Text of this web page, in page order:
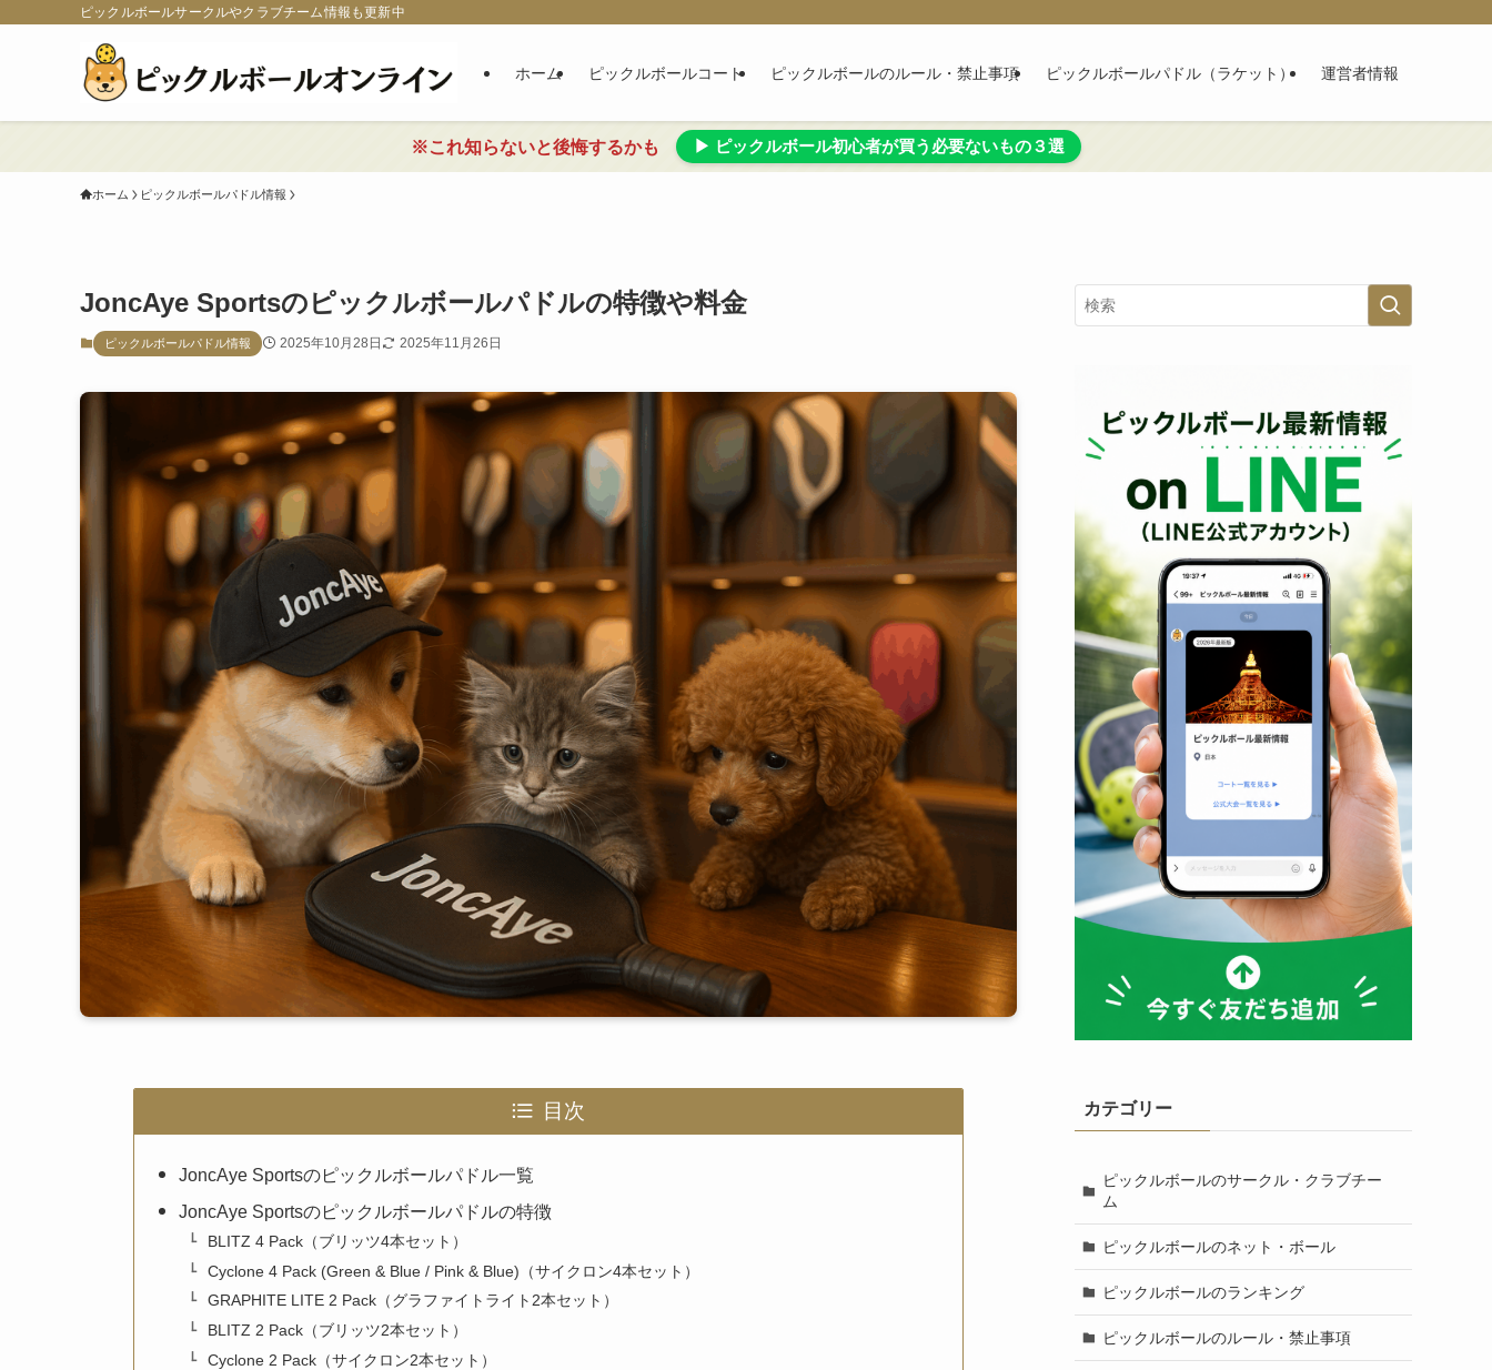
ピックルボールサークルやクラブチーム情報も更新中
ホーム ピックルボールコート ピックルボールのルール・禁止事項 ピックルボールパドル（ラケット） 運営者情報
※これ知らないと後悔するかも ▶ ピックルボール初心者が買う必要ないもの３選
ホーム ピックルボールパドル情報
JoncAye Sportsのピックルボールパドルの特徴や料金
ピックルボールパドル情報 2025年10月28日 2025年11月26日
目次
JoncAye Sportsのピックルボールパドル一覧
JoncAye Sportsのピックルボールパドルの特徴
BLITZ 4 Pack（ブリッツ4本セット）
Cyclone 4 Pack (Green & Blue / Pink & Blue)（サイクロン4本セット）
GRAPHITE LITE 2 Pack（グラファイトライト2本セット）
BLITZ 2 Pack（ブリッツ2本セット）
Cyclone 2 Pack（サイクロン2本セット）
カテゴリー
ピックルボールのサークル・クラブチー
ム
ピックルボールのネット・ボール
ピックルボールのランキング
ピックルボールのルール・禁止事項